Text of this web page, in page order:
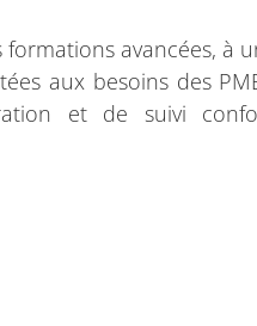
avancées, à
aux besoins des
et de suivi